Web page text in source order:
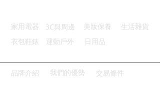
主要材質：304不鏽鋼
商品尺寸：24*17*4cm
產地名稱：中國大陸
代理商：亞桓有限公司
家用電器 3C與周邊 美妝保養
生活雜貨
衣包鞋錶
運動戶外 日用品
品牌介紹 我們的優勢 交易條件